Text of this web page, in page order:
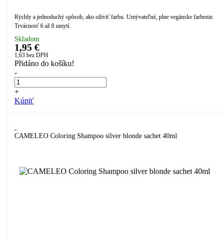
Rýchly a jednoduchý spôsob, ako oživiť farbu. Umývateľné, plne vegánske farbenie.
Trvácnosť 6 až 8 umytí.
Skladom
1,95 €
1,63 bez DPH
Přidáno do košíku!
-
+
Kúpiť
CAMELEO Coloring Shampoo silver blonde sachet 40ml